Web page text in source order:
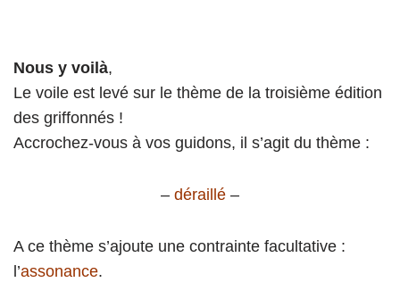
Nous y voilà,
Le voile est levé sur le thème de la troisième édition
des griffonnés !
Accrochez-vous à vos guidons, il s’agit du thème :
– déraillé –
A ce thème s’ajoute une contrainte facultative :
l’assonance.